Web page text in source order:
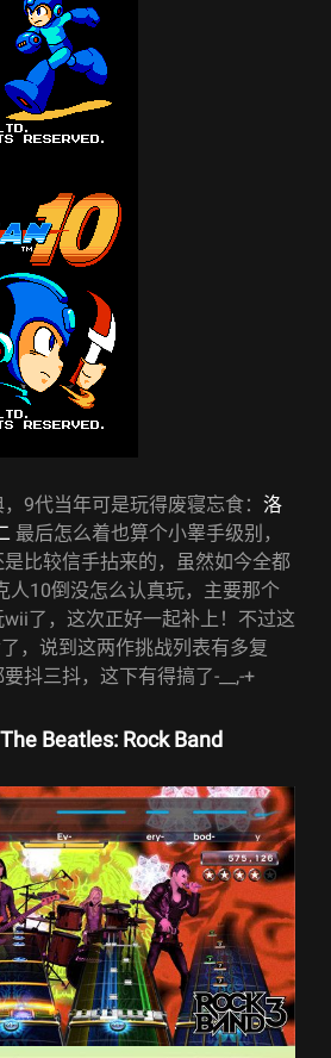
9代当年可是玩得废寝忘食： 洛
最后怎么着也算个小睾手级别，
比较信手拈来的，虽然如今全都
人10倒没怎么认真玩，主要那个
了，这次正好一起补上！不过这
，说到这两作挑战列表有多复
抖三抖，这下有得搞了-__,-+
Beatles: Rock Band